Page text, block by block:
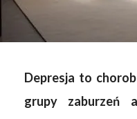
Depresja to
grupy zaburzeń